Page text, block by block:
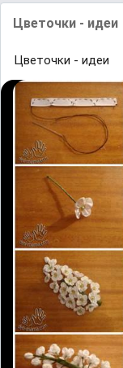
Цветочки - идеи
Цветочки - идеи